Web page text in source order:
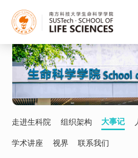
走进生科院 组织架构 大事记
学术讲座
视界 联系我们